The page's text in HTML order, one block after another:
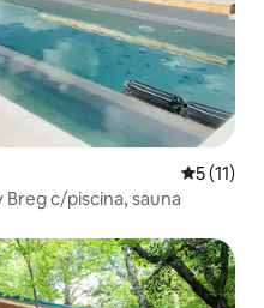
5 de uma
5 (11)
Breg c/piscina, sauna
hóspedes